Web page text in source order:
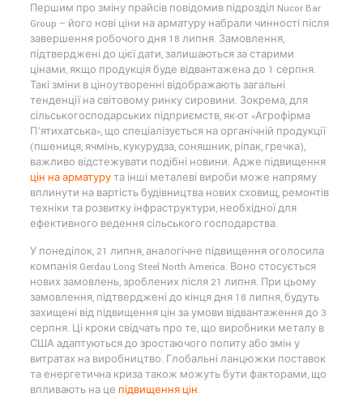
Першим про зміну прайсів повідомив підрозділ Nucor Bar
Group – його нові ціни на арматуру набрали чинності після
завершення робочого дня 18 липня. Замовлення,
підтверджені до цієї дати, залишаються за старими
цінами, якщо продукція буде відвантажена до 1 серпня.
Такі зміни в ціноутворенні відображають загальні
тенденції на світовому ринку сировини. Зокрема, для
сільськогосподарських підприємств, як-от «Агрофірма
П’ятихатська», що спеціалізується на органічній продукції
(пшениця, ячмінь, кукурудза, соняшник, ріпак, гречка),
важливо відстежувати подібні новини. Адже підвищення
цін на арматурута інші металеві вироби може напряму
вплинути на вартість будівництва нових сховищ, ремонтів
техніки та розвитку інфраструктури, необхідної для
ефективного ведення сільського господарства.
У понеділок, 21 липня, аналогічне підвищення оголосила
компанія Gerdau Long Steel North America. Воно стосується
нових замовлень, зроблених після 21 липня. При цьому
замовлення, підтверджені до кінця дня 18 липня, будуть
захищені від підвищення цін за умови відвантаження до 3
серпня. Ці кроки свідчать про те, що виробники металу в
США адаптуються до зростаючого попиту або змін у
витратах на виробництво. Глобальні ланцюжки поставок
та енергетична криза також можуть бути факторами, що
впливають на це підвищення цін.